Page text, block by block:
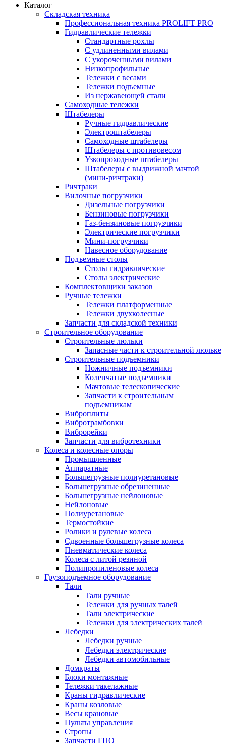
Каталог
Складская техника
Профессиональная техника PROLIFT PRO
Гидравлические тележки
Стандартные рохлы
С удлиненными вилами
С укороченными вилами
Низкопрофильные
Тележки с весами
Тележки подъемные
Из нержавеющей стали
Самоходные тележки
Штабелеры
Ручные гидравлические
Электроштабелеры
Самоходные штабелеры
Штабелеры с противовесом
Узкопроходные штабелеры
Штабелеры с выдвижной мачтой
(мини-ричтраки)
Ричтраки
Вилочные погрузчики
Дизельные погрузчики
Бензиновые погрузчики
Газ-бензиновые погрузчики
Электрические погрузчики
Мини-погрузчики
Навесное оборудование
Подъемные столы
Столы гидравлические
Столы электрические
Комплектовщики заказов
Ручные тележки
Тележки платформенные
Тележки двухколесные
Запчасти для складской техники
Строительное оборудование
Строительные люльки
Запасные части к строительной люльке
Строительные подъемники
Ножничные подъемники
Коленчатые подъемники
Мачтовые телескопические
Запчасти к строительным
подъемникам
Виброплиты
Вибротрамбовки
Виброрейки
Запчасти для вибротехники
Колеса и колесные опоры
Промышленные
Аппаратные
Большегрузные полиуретановые
Большегрузные обрезиненные
Большегрузные нейлоновые
Нейлоновые
Полиуретановые
Термостойкие
Ролики и рулевые колеса
Сдвоенные большегрузные колеса
Пневматические колеса
Колеса с литой резиной
Полипропиленовые колеса
Грузоподъемное оборудование
Тали
Тали ручные
Тележки для ручных талей
Тали электрические
Тележки для электрических талей
Лебедки
Лебедки ручные
Лебедки электрические
Лебедки автомобильные
Домкраты
Блоки монтажные
Тележки такелажные
Краны гидравлические
Краны козловые
Весы крановые
Пульты управления
Стропы
Запчасти ГПО